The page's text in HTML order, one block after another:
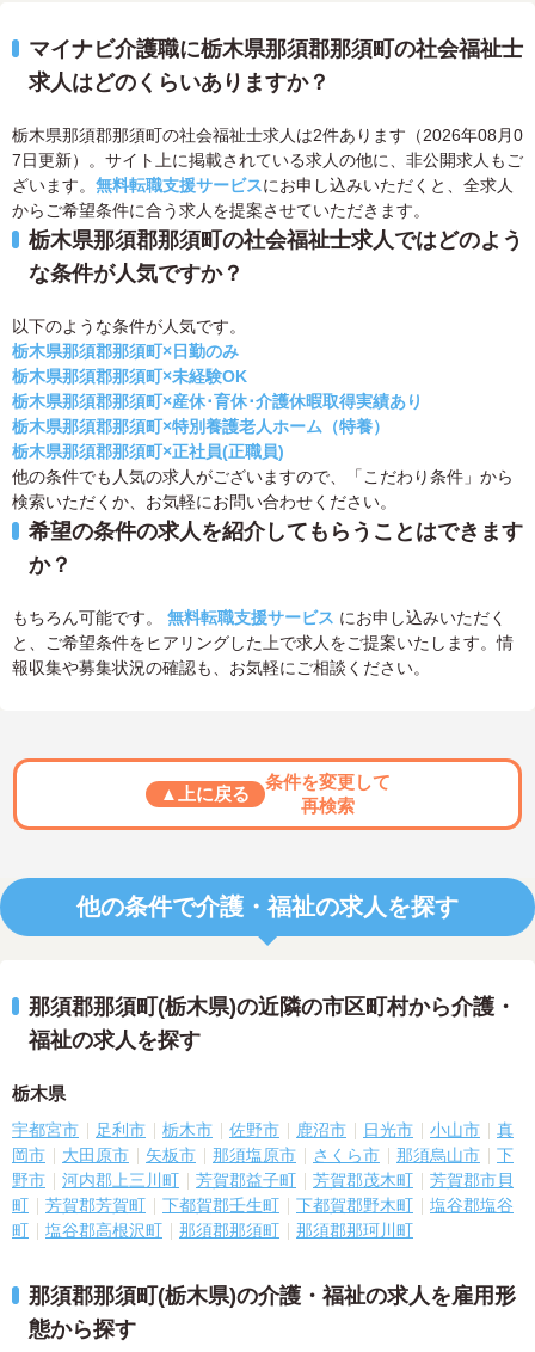
マイナビ介護職に栃木県那須郡那須町の社会福祉士
求人はどのくらいありますか？
栃木県那須郡那須町の社会福祉士求人は2件あります（2026年08月0
7日更新）。サイト上に掲載されている求人の他に、非公開求人もご
ざいます。 無料転職支援サービスにお申し込みいただくと、全求人
からご希望条件に合う求人を提案させていただきます。
栃木県那須郡那須町の社会福祉士求人ではどのよう
な条件が人気ですか？
以下のような条件が人気です。
栃木県那須郡那須町×日勤のみ
栃木県那須郡那須町×未経験OK
栃木県那須郡那須町×産休･育休･介護休暇取得実績あり
栃木県那須郡那須町×特別養護老人ホーム（特養）
栃木県那須郡那須町×正社員(正職員)
他の条件でも人気の求人がございますので、「こだわり条件」から
検索いただくか、お気軽にお問い合わせください。
希望の条件の求人を紹介してもらうことはできます
か？
もちろん可能です。 無料転職支援サービス にお申し込みいただく
と、ご希望条件をヒアリングした上で求人をご提案いたします。情
報収集や募集状況の確認も、お気軽にご相談ください。
▲上に戻る
条件を変更して
再検索
他の条件で介護・福祉の求人を探す
那須郡那須町(栃木県)の近隣の市区町村から介護・
福祉の求人を探す
栃木県
宇都宮市 足利市 栃木市 佐野市 鹿沼市 日光市 小山市
真
岡市
大田原市 矢板市 那須塩原市 さくら市 那須烏山市
下
野市
河内郡上三川町 芳賀郡益子町 芳賀郡茂木町
芳賀郡市貝
町
芳賀郡芳賀町 下都賀郡壬生町 下都賀郡野木町
塩谷郡塩谷
町
塩谷郡高根沢町 那須郡那須町 那須郡那珂川町
那須郡那須町(栃木県)の介護・福祉の求人を雇用形
態から探す